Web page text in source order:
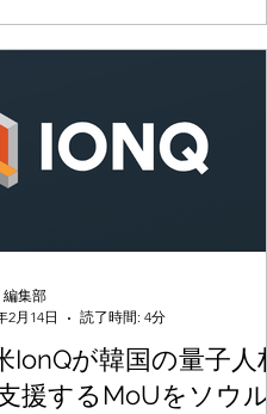
IonQが韓国の量子人材
援するMoUをソウル
編集部
2月14日
読了時間: 4分